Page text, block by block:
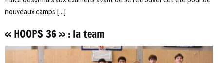
nouveaux camps [...]
« HOOPS 36 » : la team